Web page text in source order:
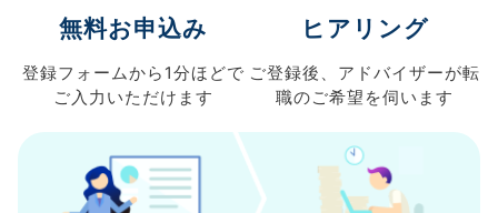
無料お申込み
登録フォームから 1分ほどで
ご入力 いただけます
ヒアリング
ご登録後、 アドバイザーが転
職のご希望を伺います